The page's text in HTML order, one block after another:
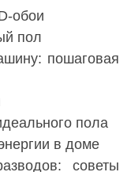
обои
пол
пошаговая
пола
в доме
советы